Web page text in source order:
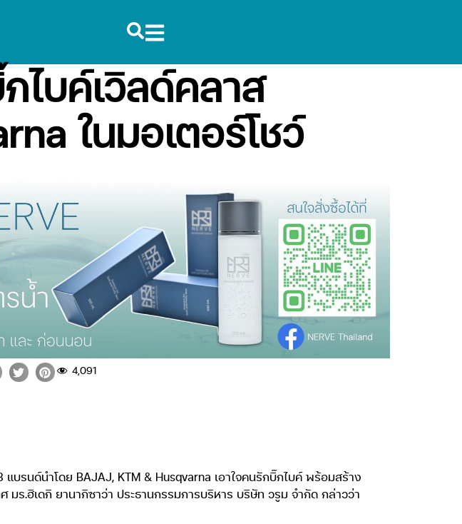
ไบค์เวิลด์คลาส
ในมอเตอร์โชว์
4,091
รนด์นำโดย BAJAJ, KTM & Husqvarna เอาใจคนรักบิ๊กไบค์ พร้อมสร้าง
ร.ฮิเดกิ ยานากิซาว่า ประธานกรรมการบริหาร บริษัท วรูม จำกัด กล่าวว่า